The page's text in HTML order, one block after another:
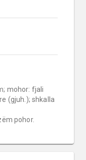
mohor: fjali
(gjuh.); shkalla
pohor.